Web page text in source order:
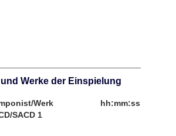
Werke der Einspielung
Werk
hh:mm:ss
SACD 1